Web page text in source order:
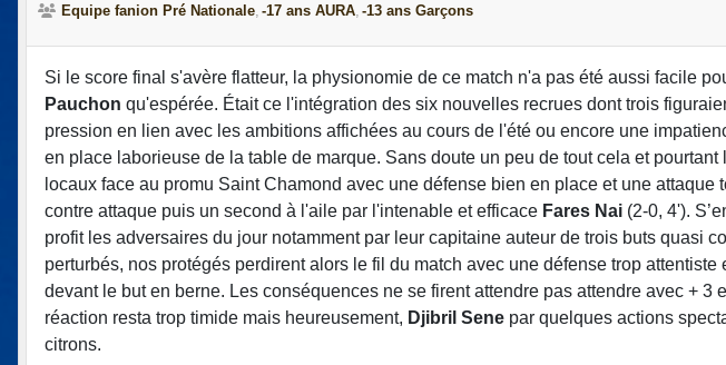
Equipe fanion Pré Nationale -17 ans AURA -13 ans Garçons
Si le score final s'avère flatteur, la physionomie de ce match n'a pas été aussi facile
Pauchon qu'espérée. Était ce l'intégration des six nouvelles recrues dont trois
pression en lien avec les ambitions affichées au cours de l'été ou encore une
en place laborieuse de la table de marque. Sans doute un peu de tout cela et
locaux face au promu Saint Chamond avec une défense bien en place et une attaque
contre attaque puis un second à l'aile par l'intenable et efficace Fares Nai (2-0, 4').
profit les adversaires du jour notamment par leur capitaine auteur de trois buts quasi
perturbés, nos protégés perdirent alors le fil du match avec une défense trop
devant le but en berne. Les conséquences ne se firent attendre pas attendre avec + 3
réaction resta trop timide mais heureusement, Djibril Sene par quelques actions
citrons.